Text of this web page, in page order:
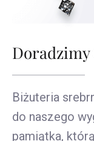
Doradzimy
Biżuteria
do naszego
pamiątka,